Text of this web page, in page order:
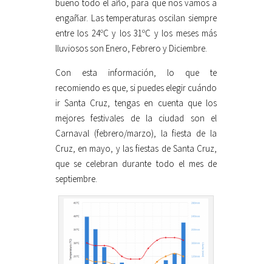
bueno todo el año, para que nos vamos a
engañar. Las temperaturas oscilan siempre
entre los 24ºC y los 31ºC y los meses más
lluviosos son Enero, Febrero y Diciembre.
Con esta información, lo que te
recomiendo es que, si puedes elegir cuándo
ir Santa Cruz, tengas en cuenta que los
mejores festivales de la ciudad son el
Carnaval (febrero/marzo), la fiesta de la
Cruz, en mayo, y las fiestas de Santa Cruz,
que se celebran durante todo el mes de
septiembre.